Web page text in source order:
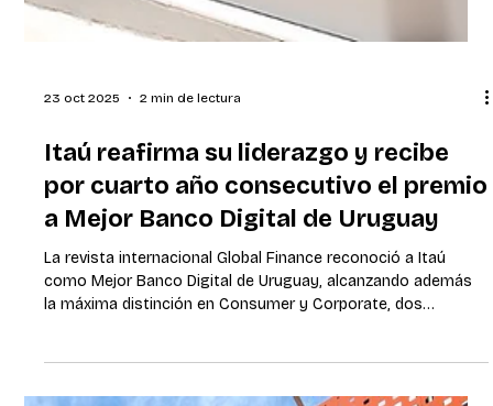
23 oct 2025 2 min de lectura
Itaú reafirma su liderazgo y recibe
por cuarto año consecutivo el premio
a Mejor Banco Digital de Uruguay
La revista internacional Global Finance reconoció a Itaú
mercados financieros. Montevideo, octubre de 2025. El